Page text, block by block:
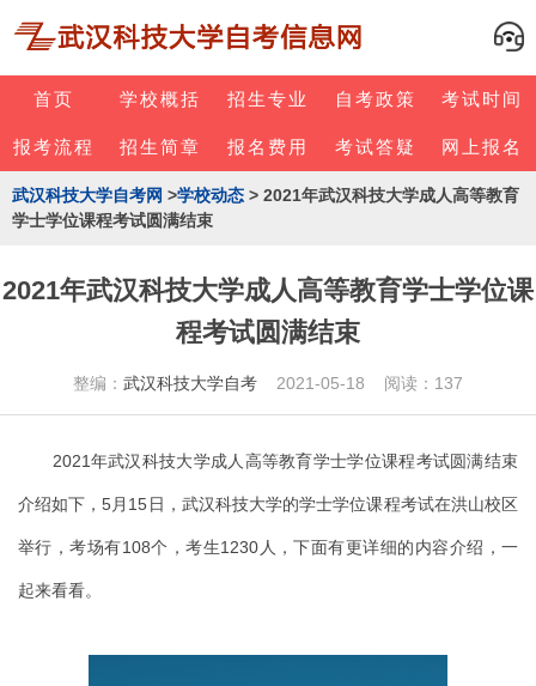
首页 学校概括 招生专业 自考政策 考试时间
报考流程 招生简章 报名费用 考试答疑 网上报名
武汉科技大学自考网 >学校动态 > 2021年武汉科技大学成人高等教育
学士学位课程考试圆满结束
2021年武汉科技大学成人高等教育学士学位课
程考试圆满结束
整编： 武汉科技大学自考 2021-05-18 阅读：137
2021年武汉科技大学成人高等教育学士学位课程考试圆满结束
介绍如下，5月15日，武汉科技大学的学士学位课程考试在洪山校区
举行，考场有108个，考生1230人，下面有更详细的内容介绍，一
起来看看。